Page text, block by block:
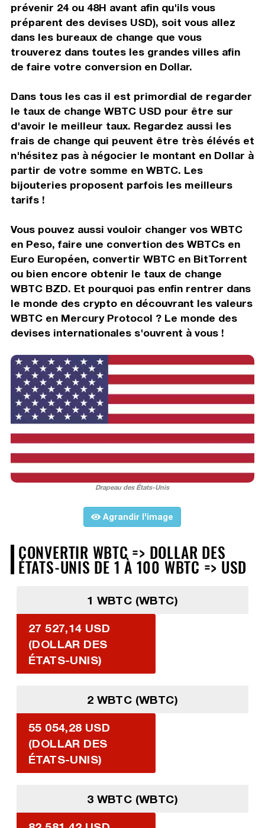
prévenir 24 ou 48H avant afin qu'ils vous
préparent des devises USD), soit vous allez
dans les bureaux de change que vous
trouverez dans toutes les grandes villes afin
de faire votre conversion en Dollar.
Dans tous les cas il est primordial de regarder
le taux de change WBTC USD pour être sur
d'avoir le meilleur taux. Regardez aussi les
frais de change qui peuvent être très élévés et
n'hésitez pas à négocier le montant en Dollar à
partir de votre somme en WBTC. Les
bijouteries proposent parfois les meilleurs
tarifs !
Vous pouvez aussi vouloir changer vos WBTC
en Peso, faire une convertion des WBTCs en
Euro Européen, convertir WBTC en BitTorrent
ou bien encore obtenir le taux de change
WBTC BZD. Et pourquoi pas enfin rentrer dans
le monde des crypto en découvrant les valeurs
WBTC en Mercury Protocol ? Le monde des
devises internationales s'ouvrent à vous !
Drapeau des États-Unis
Agrandir l'image
CONVERTIR WBTC => DOLLAR DES
ÉTATS-UNIS DE 1 À 100 WBTC => USD
1 WBTC (WBTC)
27 527,14 USD
(DOLLAR DES
ÉTATS-UNIS)
2 WBTC (WBTC)
55 054,28 USD
(DOLLAR DES
ÉTATS-UNIS)
3 WBTC (WBTC)